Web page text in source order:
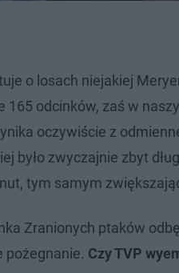
o losach niejakiej
165 odcinków, zaś w
oczywiście z
było zwyczajnie zbyt
tym samym
Zranionych ptaków
pożegnanie. Czy TVP